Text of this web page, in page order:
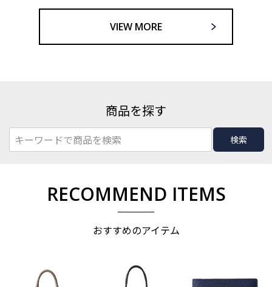
VIEW MORE
商品を探す
検索
RECOMMEND ITEMS
おすすめのアイテム